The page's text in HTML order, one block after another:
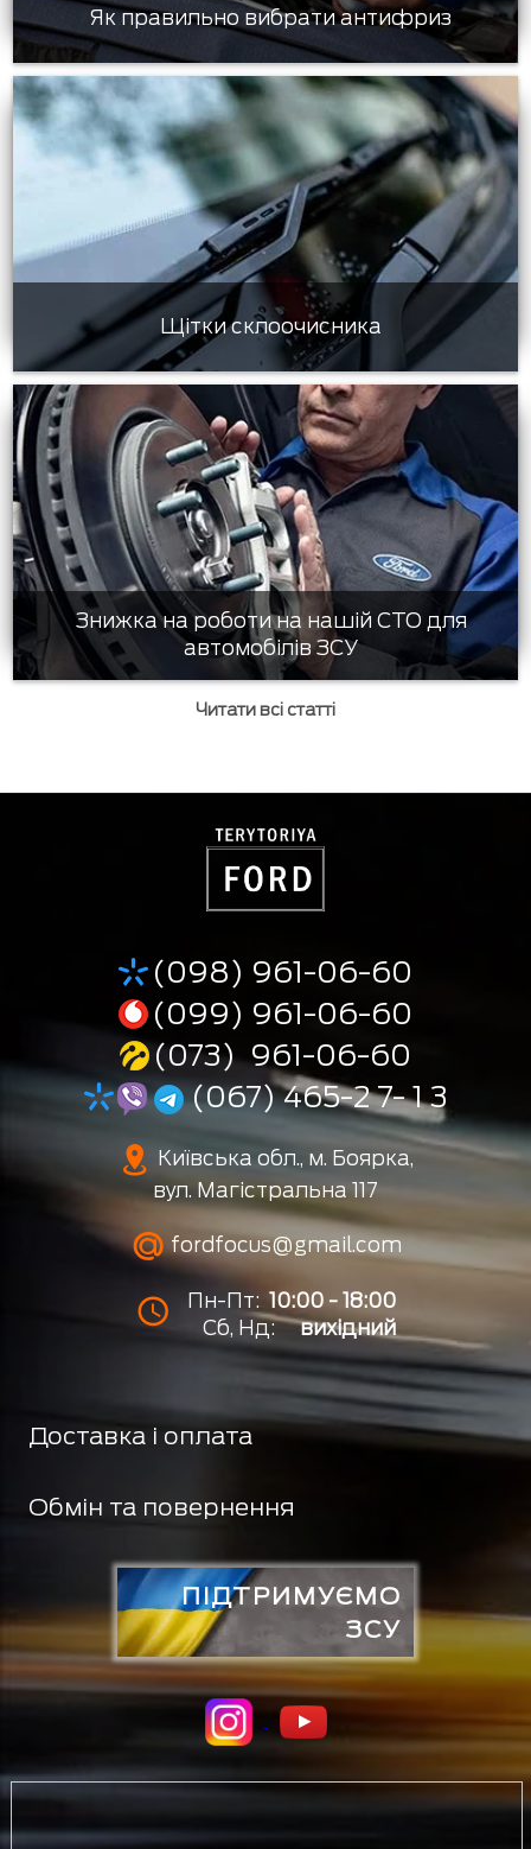
Як правильно вибрати антифриз
Щітки склоочисника
Знижка на роботи на нашій СТО для
автомобілів ЗСУ
Читати всі статті
(098) 961-06-60
(099) 961-06-60
(073) 961-06-60
(067) 465-2 7- 1 3
Київська обл., м. Боярка,
вул. Магістральна 117
fordfocus@gmail.com
Пн-Пт: 10:00 - 18:00
Сб, Нд:
вихідний
Доставка і оплата
Обмін та повернення
ПІДТРИМУЄМО
ЗСУ